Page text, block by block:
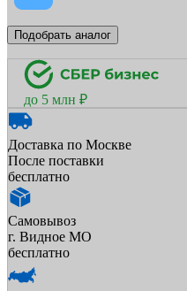
Подобрать аналог
до 5 млн ₽
Доставка по Москве
После поставки
бесплатно
Самовывоз
г. Видное МО
бесплатно